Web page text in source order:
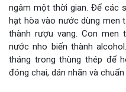
ngâm một thời gian. Để các
hạt hòa vào nước dùng men
thành rượu vang. Con men
nước nho biến thành
tháng trong thùng thép để
đóng chai, dán nhãn và